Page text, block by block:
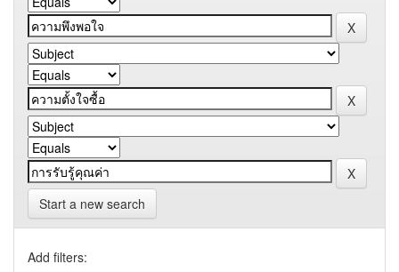
Start a new search
Add filters: